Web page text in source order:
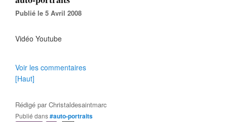
Publié le 5 Avril 2008
Vidéo Youtube
Voir les commentaires
[Haut]
Rédigé parChristaldesaintmarc
Publié dans#auto-portraits